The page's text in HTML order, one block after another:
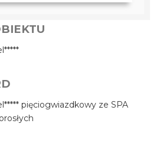
pięciogwiazdkowy ze SPA